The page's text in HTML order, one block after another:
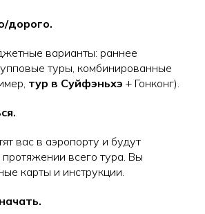
дорого.
варианты: раннее
туры, комбинированные
тур в Суйфэньхэ + Гонконг).
вас в аэропорту и будут
всего тура. Вы
карты и инструкции.